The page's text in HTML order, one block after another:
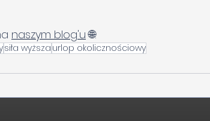
naszym blog'u 🌐.
siła wyższa urlop okolicznościowy